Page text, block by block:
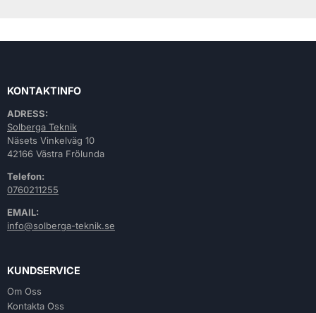
KONTAKTINFO
ADRESS:
Solberga Teknik
Näsets Vinkelväg 10
42166 Västra Frölunda
Telefon:
0760211255
EMAIL:
info@solberga-teknik.se
KUNDSERVICE
Om Oss
Kontakta Oss